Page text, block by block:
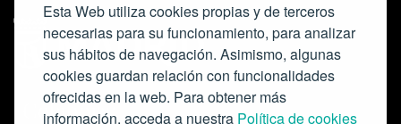
Esta Web utiliza cookies propias y de terceros
necesarias para su funcionamiento, para analizar
sus hábitos de navegación. Asimismo, algunas
cookies guardan relación con funcionalidades
ofrecidas en la web. Para obtener más
información, acceda a nuestra Política de cookies
Colabora: